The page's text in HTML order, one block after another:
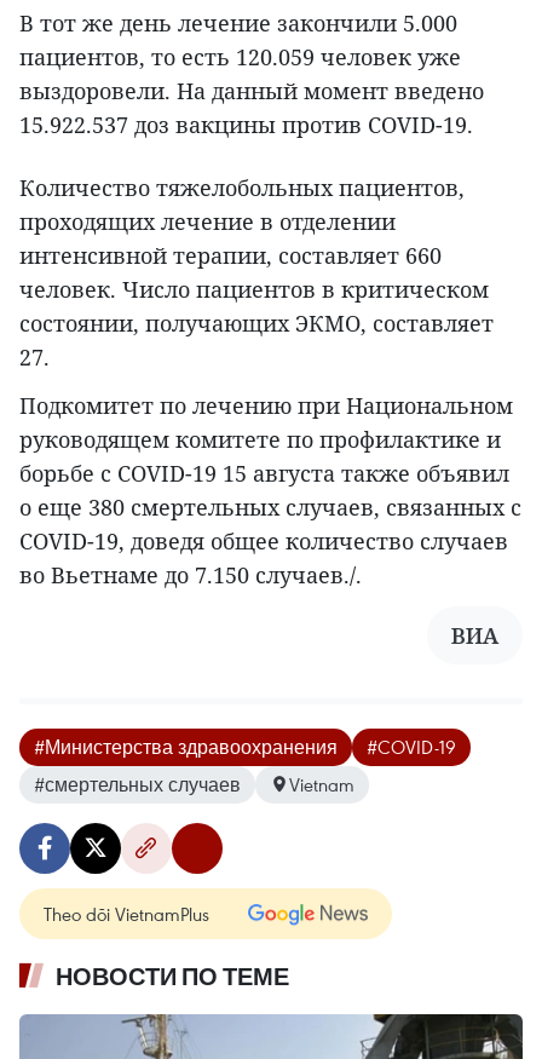
В тот же день лечение закончили 5.000
пациентов, то есть 120.059 человек уже
выздоровели. На данный момент введено
15.922.537 доз вакцины против COVID-19.
Количество тяжелобольных пациентов,
проходящих лечение в отделении
интенсивной терапии, составляет 660
человек. Число пациентов в критическом
состоянии, получающих ЭКМО, составляет
27.
Подкомитет по лечению при Национальном
руководящем комитете по профилактике и
борьбе с COVID-19 15 августа также объявил
о еще 380 смертельных случаев, связанных с
COVID-19, доведя общее количество случаев
во Вьетнаме до 7.150 случаев./.
ВИА
#Министерства здравоохранения
#COVID-19
#смертельных случаев
Vietnam
Theo dõi VietnamPlus
НОВОСТИ ПО ТЕМЕ